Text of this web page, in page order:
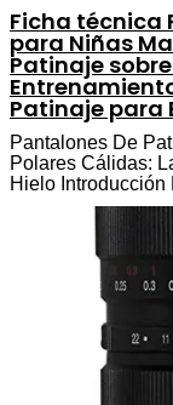
Ficha técnica
para Niñas
Patinaje
Patinaje para
Pantalones De
Polares Cálidas:
Hielo